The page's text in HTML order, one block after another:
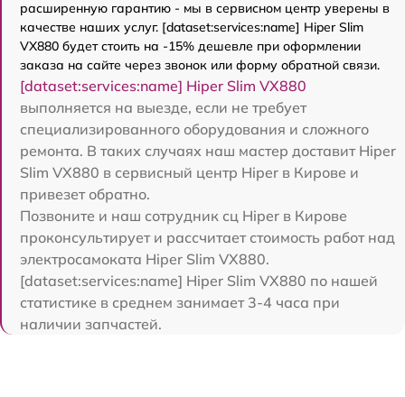
расширенную гарантию - мы в сервисном центр уверены в
качестве наших услуг. [dataset:services:name] Hiper Slim
VX880 будет стоить на -15% дешевле при оформлении
заказа на сайте через звонок или форму обратной связи.
[dataset:services:name] Hiper Slim VX880
выполняется на выезде, если не требует
специализированного оборудования и сложного
ремонта. В таких случаях наш мастер доставит Hiper
Slim VX880 в сервисный центр Hiper в Кирове и
привезет обратно.
Позвоните и наш сотрудник сц Hiper в Кирове
проконсультирует и рассчитает стоимость работ над
электросамоката Hiper Slim VX880.
[dataset:services:name] Hiper Slim VX880 по нашей
статистике в среднем занимает 3-4 часа при
наличии запчастей.